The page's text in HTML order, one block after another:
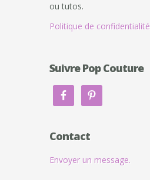
ou tutos.
Politique de confidentialité
Suivre Pop Couture
Contact
Envoyer un message.